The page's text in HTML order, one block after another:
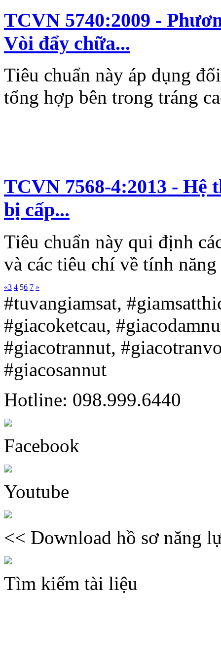
TCVN 5740:2009 -
Vòi đẩy chữa...
Tiêu chuẩn này áp dụng
tổng hợp bên trong tráng
TCVN 7568-4:2013 - Hệ
bị cấp...
Tiêu chuẩn này qui định
và các tiêu chí về tính
«3 4 56 7 »
#tuvangiamsat,
#giacoketcau,
#giacotrannut,
#giacosannut
Hotline: 098.999.6440
Facebook
Youtube
<< Download hồ sơ năng
Tìm kiếm tài liệu